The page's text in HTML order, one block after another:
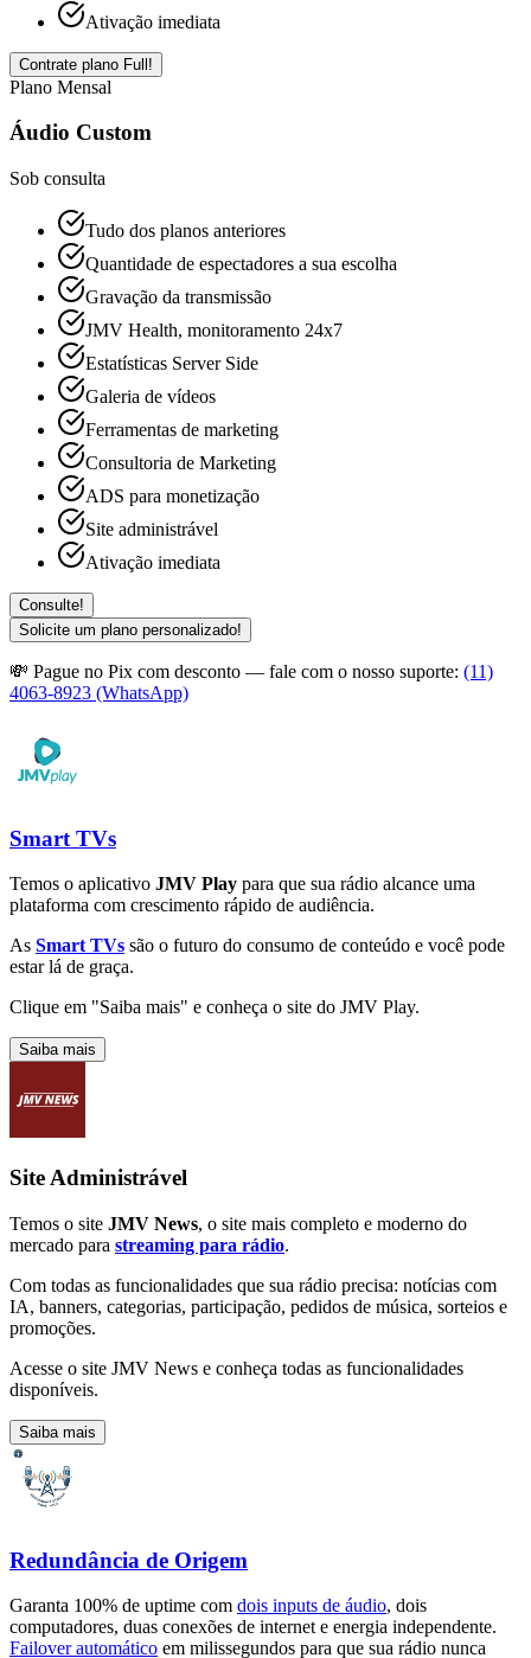
Ativação imediata
Contrate plano Full!
Plano Mensal
Áudio Custom
Sob consulta
Tudo dos planos anteriores
Quantidade de espectadores a sua escolha
Gravação da transmissão
JMV Health, monitoramento 24x7
Estatísticas Server Side
Galeria de vídeos
Ferramentas de marketing
Consultoria de Marketing
ADS para monetização
Site administrável
Ativação imediata
Consulte!
Solicite um plano personalizado!
💸 Pague no Pix com desconto — fale com o nosso suporte: (11)
4063-8923 (WhatsApp)
Smart TVs
Temos o aplicativo JMV Play para que sua rádio alcance uma
plataforma com crescimento rápido de audiência.
As Smart TVs são o futuro do consumo de conteúdo e você pode
estar lá de graça.
Clique em "Saiba mais" e conheça o site do JMV Play.
Saiba mais
Site Administrável
Temos o site JMV News, o site mais completo e moderno do
mercado para streaming para rádio.
Com todas as funcionalidades que sua rádio precisa: notícias com
IA, banners, categorias, participação, pedidos de música, sorteios e
promoções.
Acesse o site JMV News e conheça todas as funcionalidades
disponíveis.
Saiba mais
Redundância de Origem
Garanta 100% de uptime com dois inputs de áudio, dois
computadores, duas conexões de internet e energia independente.
Failover automático em milissegundos para que sua rádio nunca